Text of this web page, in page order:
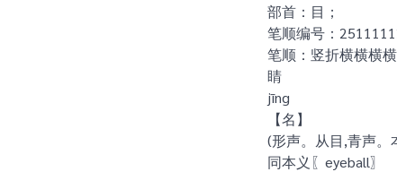
部首：目；
笔顺编号：
笔顺：竖折横横横
睛
jīng
【名】
(形声。从目,青声。
同本义〖eyeball〗